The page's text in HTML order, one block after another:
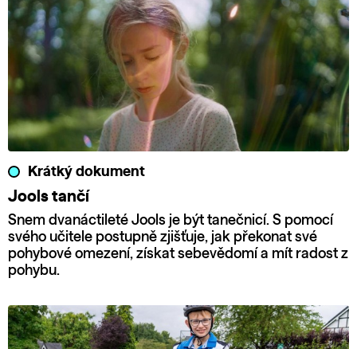
Krátký dokument
Jools tančí
Snem dvanáctileté Jools je být tanečnicí. S pomocí
svého učitele postupně zjišťuje, jak překonat své
pohybové omezení, získat sebevědomí a mít radost z
pohybu.